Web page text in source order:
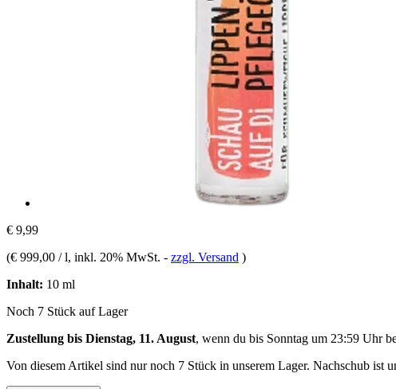
€ 9,99
(€ 999,00 / l, inkl. 20% MwSt. - zzgl. Versand )
Inhalt: 10 ml
Noch 7 Stück auf Lager
Zustellung bis Dienstag, 11. August, wenn du bis Sonntag um 23:59 Uhr
Von diesem Artikel sind nur noch 7 Stück in unserem Lager. Nachschub ist